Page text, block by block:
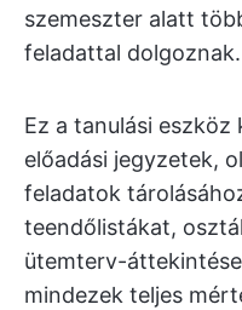
szemeszter alatt
feladattal dolgoznak.
Ez a tanulási
előadási jegyzetek,
feladatok
teendőlistákat,
ütemterv-
mindezek teljes